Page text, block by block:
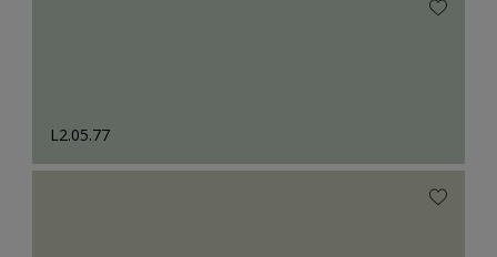
L2.05.77